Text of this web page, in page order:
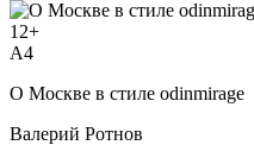
12+
A4
О Москве в стиле odinmirage
Валерий Ротнов